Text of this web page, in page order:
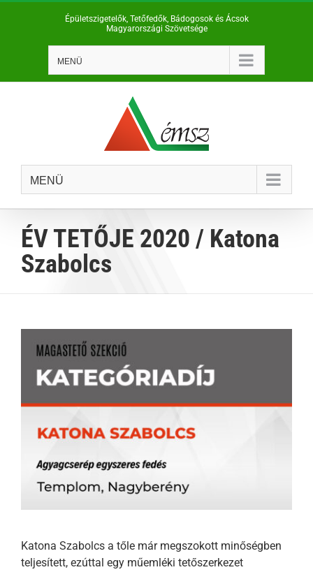
Épületszigetelők, Tetőfedők, Bádogosok és Ácsok
Magyarországi Szövetsége
MENÜ
MENÜ
ÉV TETŐJE 2020 / Katona
Szabolcs
Katona Szabolcs a tőle már megszokott minőségben
teljesített, ezúttal egy műemléki tetőszerkezet